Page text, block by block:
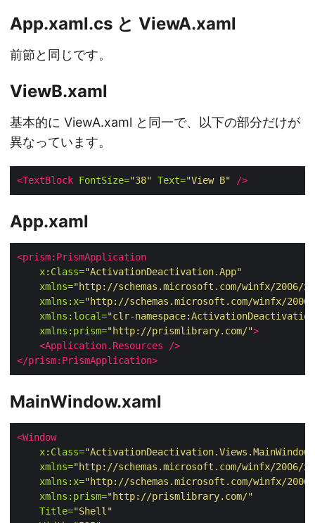
App.xaml.cs と ViewA.xaml
前節と同じです。
ViewB.xaml
基本的に ViewA.xaml と同一で、以下の部分だけが
異なっています。
<TextBlock FontSize="38" Text="View B" />
App.xaml
<prism:PrismApplication
x:Class="ActivationDeactivation.App"
xmlns="http://schemas.microsoft.com/winfx/2006/
xmlns:x="http://schemas.microsoft.com/winfx/
xmlns:local="clr-
xmlns:prism="http://prismlibrary.com/">
<Application.Resources
/>
</prism:PrismApplication>
MainWindow.xaml
<Window
x:Class="ActivationDeactivation.Views.MainWindow"
xmlns="http://schemas.microsoft.com/winfx/2006/
xmlns:x="http://schemas.microsoft.com/winfx/
xmlns:prism="http://prismlibrary.com/"
Title="Shell"